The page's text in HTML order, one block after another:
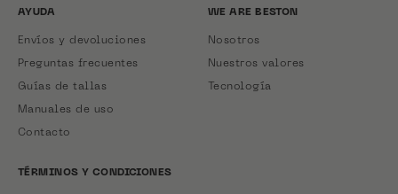
AYUDA
Envíos y devoluciones
Preguntas frecuentes
Guías de tallas
Manuales de uso
Contacto
WE ARE BESTON
Nosotros
Nuestros valores
Tecnología
TÉRMINOS Y CONDICIONES